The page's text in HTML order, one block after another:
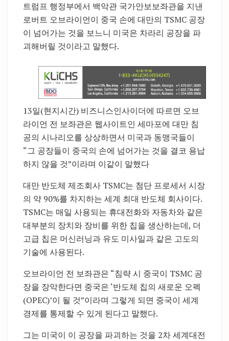
트럼프 행정부에서 백악관 국가안보보좌관을 지낸
로버트 오브라이언이 중국 손에 대만의 TSMC 공장
이 넘어가는 것을 보느니 미국은 차라리 공장을 파
괴해버릴 것이라고 말했다.
13일(현지시간) 비즈니스인사이더에 따르면 오브
라이언 전 보좌관은 웹사이트인 세마포에 대만 침
공의 시나리오를 상상하면서 미국과 동맹국들이
“그 공장들이 중국의 손에 넘어가는 것을 결코 용납
하지 않을 것”이라며 이같이 말했다
대만 반도체 제조회사 TSMC는 첨단 프로세서 시장
의 약 90%를 차지하는 세계 최대 반도체 회사이다.
TSMC는 매일 사용되는 휴대전화와 자동차와 같은
대부분의 장치와 장비를 위한 칩을 생산하는데, 더
고급 칩은 머신러닝과 유도 미사일과 같은 고도의
기술에 사용된다.
오브라이언 전 보좌관은 “침략 시 중국이 TSMC 공
장을 장악한다면 중국은 ‘반도체 칩의 새로운 오펙
(OPEC)’이 될 것”이라며 그렇게 되면 중국이 세계
경제를 통제할 수 있게 된다고 말했다.
그는 미국이 이 공장을 파괴하는 것을 2차 세계대전